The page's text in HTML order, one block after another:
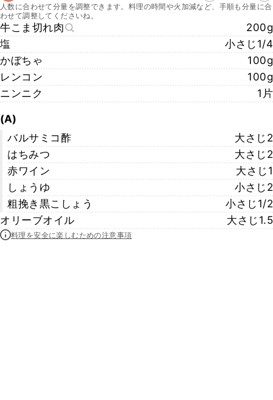
人数に合わせて分量を調整できます。料理の時間や火加減など、手順も分量に合
わせて調整してくださいね。
牛こま切れ肉
200g
塩
小さじ1/4
かぼちゃ
100g
レンコン
100g
ニンニク
1片
(A)
バルサミコ酢
大さじ2
はちみつ
大さじ2
赤ワイン
大さじ1
しょうゆ
小さじ2
粗挽き黒こしょう
小さじ1/2
オリーブオイル
大さじ1.5
料理を安全に楽しむための注意事項